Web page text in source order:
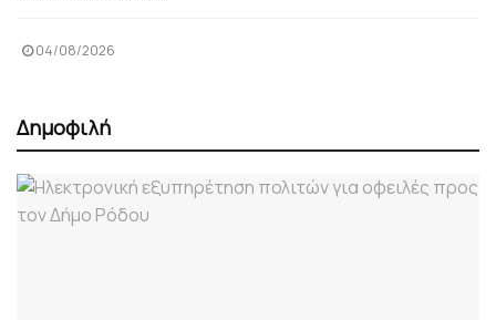
04/08/2026
Δημοφιλή